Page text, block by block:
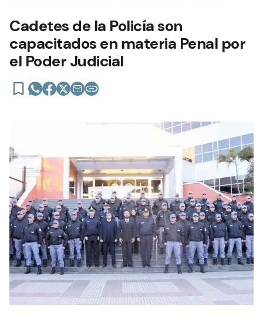
Cadetes de la Policía son
capacitados en materia Penal por
el Poder Judicial